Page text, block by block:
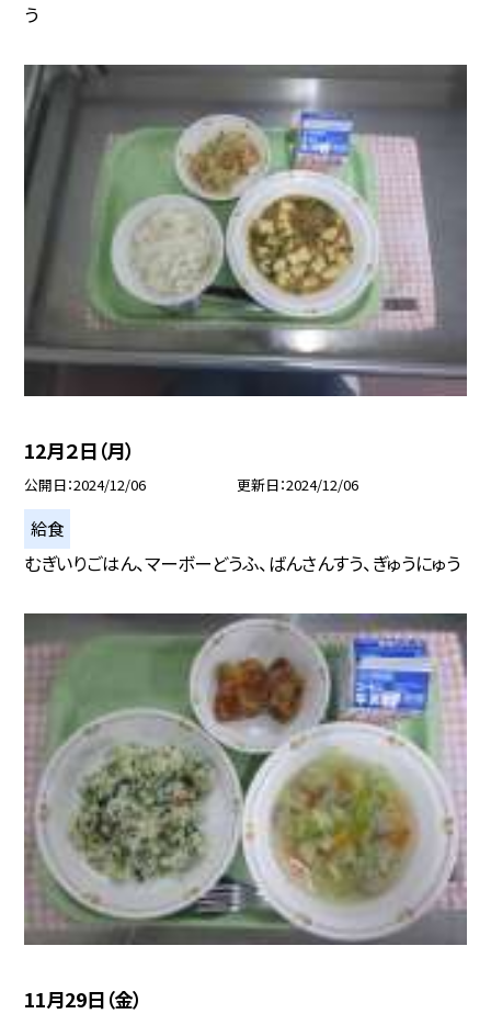
う
12月２日（月）
公開日 2024/12/06 更新日 2024/12/06
給食
むぎいりごはん、マーボーどうふ、ばんさんすう、ぎゅうにゅう
11月29日（金）